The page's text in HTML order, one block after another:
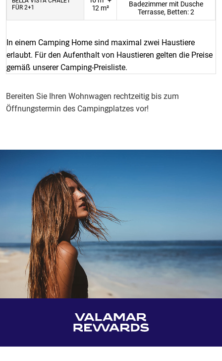
FÜR 2+1
12 m²
Badezimmer mit Dusche
Terrasse, Betten: 2
In einem Camping Home sind maximal zwei Haustiere
erlaubt. Für den Aufenthalt von Haustieren gelten die Preise
gemäß unserer Camping-Preisliste.
Bereiten Sie Ihren Wohnwagen rechtzeitig bis zum
Öffnungstermin des Campingplatzes vor!